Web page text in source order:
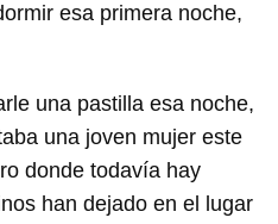
esa primera noche,
una pastilla esa noche,
una joven mujer este
donde todavía hay
han dejado en el lugar